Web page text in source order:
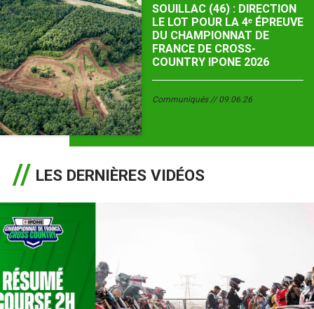
SOUILLAC (46) : DIRECTION
LE LOT POUR LA 4ᵉ ÉPREUVE
DU CHAMPIONNAT DE
FRANCE DE CROSS-
COUNTRY IPONE 2026
Communiqués 09.06.26
LES DERNIÈRES VIDÉOS